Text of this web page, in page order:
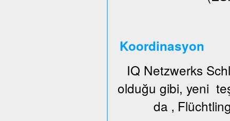
Koordinasyon
IQ Netzwerks
olduğu gibi, yeni
da ‚